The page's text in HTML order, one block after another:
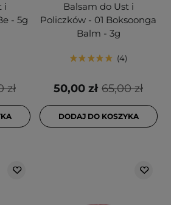
i
- 5g
zł
Balsam do Ust i
Policzków - 01 Boksoonga
Balm - 3g
4
65,00 zł
50,00 zł
DODAJ DO KOSZYKA